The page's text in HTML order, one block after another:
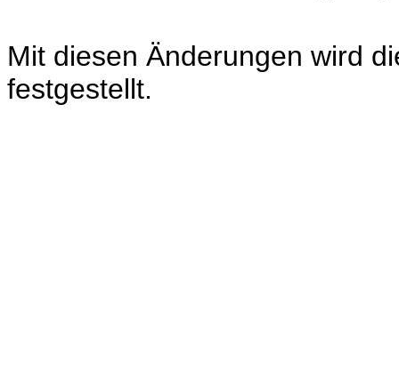
Mit diesen Änderungen wird
festgestellt.